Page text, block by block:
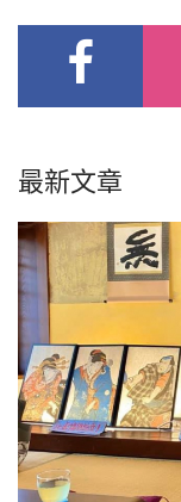
最新文章